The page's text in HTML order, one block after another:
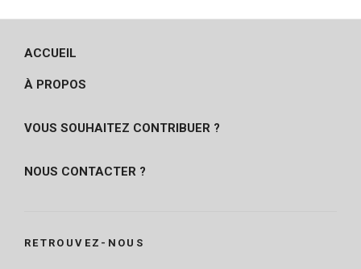
ACCUEIL
À PROPOS
VOUS SOUHAITEZ CONTRIBUER ?
NOUS CONTACTER ?
RETROUVEZ-NOUS